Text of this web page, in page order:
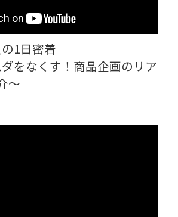
1日密着
をなくす！商品企画のリア
～